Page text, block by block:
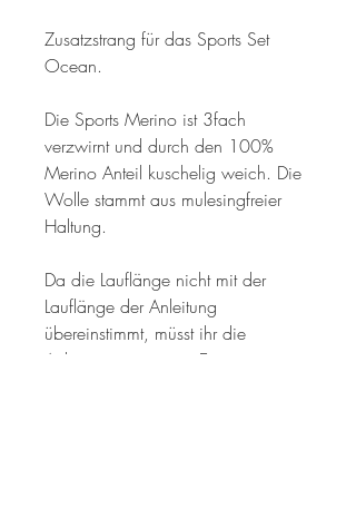
Zusatzstrang für das Sports Set
Ocean.
Die Sports Merino ist 3fach
verzwirnt und durch den 100%
Merino Anteil kuschelig weich. Die
Wolle stammt aus mulesingfreier
Haltung.
Da die Lauflänge nicht mit der
Lauflänge der Anleitung
übereinstimmt, müsst ihr die
Anleitung anpassen. Ein